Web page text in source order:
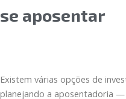
se aposentar
Existem várias opções de
planejando a aposentadoria